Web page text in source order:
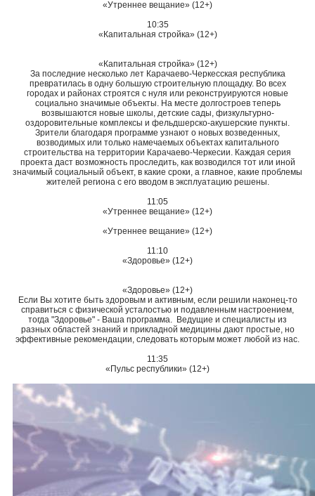
«Утреннее вещание» (12+)
10:35
«Капитальная стройка» (12+)
«Капитальная стройка» (12+)
За последние несколько лет Карачаево-Черкесская республика
превратилась в одну большую строительную площадку. Во всех
городах и районах строятся с нуля или реконструируются новые
социально значимые объекты. На месте долгостроев теперь
возвышаются новые школы, детские сады, физкультурно-
оздоровительные комплексы и фельдшерско-акушерские пункты.
Зрители благодаря программе узнают о новых возведенных,
возводимых или только намечаемых объектах капитального
строительства на территории Карачаево-Черкесии. Каждая серия
проекта даст возможность проследить, как возводился тот или иной
значимый социальный объект, в какие сроки, а главное, какие проблемы
жителей региона с его вводом в эксплуатацию решены.
11:05
«Утреннее вещание» (12+)
«Утреннее вещание» (12+)
11:10
«Здоровье» (12+)
«Здоровье» (12+)
Если Вы хотите быть здоровым и активным, если решили наконец-то
справиться с физической усталостью и подавленным настроением,
тогда "Здоровье" - Ваша программа. Ведущие и специалисты из
разных областей знаний и прикладной медицины дают простые, но
эффективные рекомендации, следовать которым может любой из нас.
11:35
«Пульс республики» (12+)